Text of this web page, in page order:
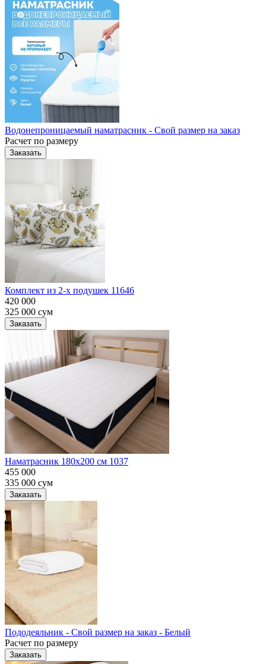
Водонепроницаемый наматрасник - Свой размер на заказ
Расчет по размеру
Заказать
Комплект из 2-х подушек 11646
420 000
325 000 сум
Заказать
Наматрасник 180х200 см 1037
455 000
335 000 сум
Заказать
Пододеяльник - Свой размер на заказ - Белый
Расчет по размеру
Заказать